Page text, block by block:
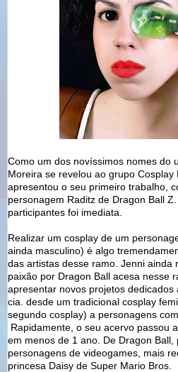
Como um dos novíssimos nomes do
Moreira se revelou ao grupo
apresentou o seu primeiro trabalho,
personagem Raditz de Dragon Ball
participantes foi imediata.
Realizar um cosplay de um
ainda masculino) é algo
das artistas desse ramo. Jenni ainda
paixão por Dragon Ball acesa nesse
apresentar novos projetos dedicados
cia. desde um tradicional cosplay
segundo cosplay) a personagens
Rapidamente, o seu acervo passou
em menos de 1 ano. De Dragon
personagens de videogames, mais
princesa Daisy de Super Mario Bros.